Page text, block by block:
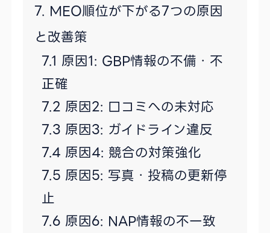
MEO順位が下がる7つの原因
と改善策
原因1: GBP情報の不備・不
正確
原因2: 口コミへの未対応
原因3: ガイドライン違反
原因4: 競合の対策強化
原因5: 写真・投稿の更新停
止
原因6: NAP情報の不一致